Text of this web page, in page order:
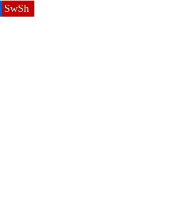
SwSh